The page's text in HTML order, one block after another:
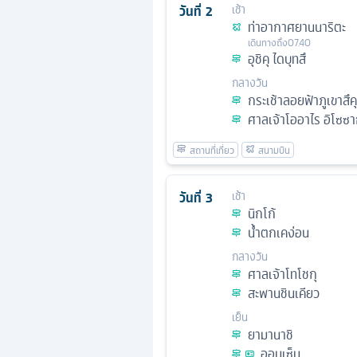
วันที่ 2 เช้า
ท่าอากาศยานนาริตะ
เดินทางถึง07.40
อุชิคุ ไดบุทสึ
กลางวัน
กระเช้าลอยฟ้าภูเขาสึ
ศาลเจ้าโออาไร อิโซซ
วันที่ 3 เช้า
นิกโก้
น้ำตกเคง่อน
กลางวัน
ศาลเจ้าโทโชกุ
สะพานชินเคียว
เย็น
ยามานาชิ